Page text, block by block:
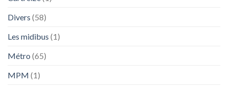
Divers (58)
Les midibus (1)
Métro (65)
MPM (1)